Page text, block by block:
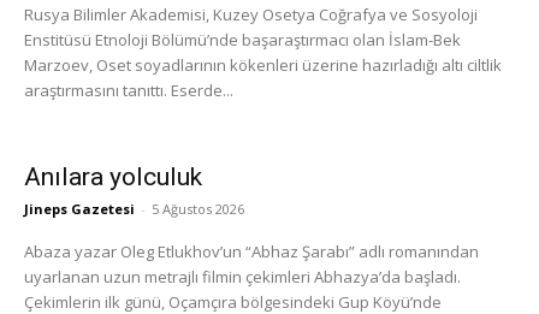
Rusya Bilimler Akademisi, Kuzey Osetya Coğrafya ve Sosyoloji
Enstitüsü Etnoloji Bölümü’nde başaraştırmacı olan İslam-Bek
Marzoev, Oset soyadlarının kökenleri üzerine hazırladığı altı ciltlik
araştırmasını tanıttı. Eserde...
Anılara yolculuk
Jineps Gazetesi - 5 Ağustos 2026
Abaza yazar Oleg Etlukhov’un “Abhaz Şarabı” adlı romanından
uyarlanan uzun metrajlı filmin çekimleri Abhazya’da başladı.
Çekimlerin ilk günü, Oçamçıra bölgesindeki Gup Köyü’nde